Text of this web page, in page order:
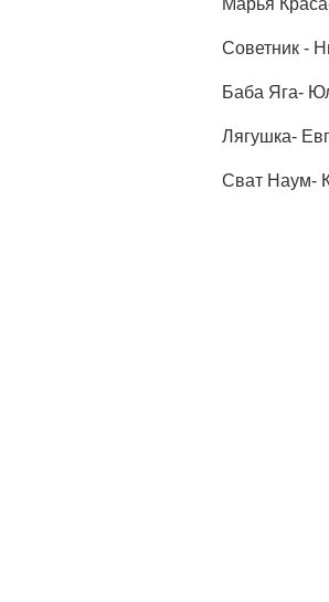
Марья
Советник -
Баба Яга-
Лягушка-
Сват Наум-